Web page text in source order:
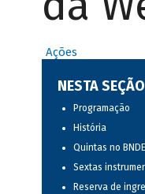
Ações
NESTA SEÇÃO
Programação
História
Quintas no
Sextas
Reserva de